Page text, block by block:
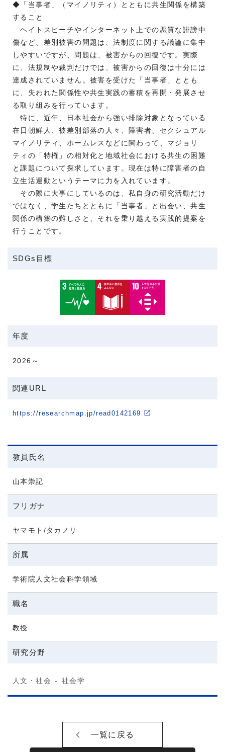
◆「当事者」（マイノリティ）とともに共生関係を構築
すること
ヘイトスピーチやインターネット上での悪質な誹謗中
傷など、差別被害の問題は、法制度に関する議論に集中
しやすいですが、問題は、被害からの回復です。実際
に、法規制や裁判だけでは、被害からの回復は十分には
達成されていません。被害を受けた「当事者」ととも
に、失われた関係性や共生実践の蓄積を再開・発展させ
る取り組みを行っています。
特に、近年、日本社会から強い排除対象となっている
在日朝鮮人、被差別部落の人々、障害者、セクシュアル
マイノリティ、ホームレスなどに関わって、マジョリ
ティの「特権」の相対化と地域社会における共生の困難
と課題について探求しています。現在は特に障害者の自
立生活運動というテーマに力を入れています。
その際に大事にしているのは、私自身の研究活動だけ
ではなく、学生たちとともに「当事者」と出会い、共生
関係の構築の難しさと、それを乗り越える実践的提案を
行うことです。
SDGs目標
年度
2026～
関連URL
https://researchmap.jp/read0142169
教員氏名
山本崇記
フリガナ
ヤマモト/タカノリ
所属
学術院人文社会科学領域
職名
教授
研究分野
人文・社会 社会学
一覧に戻る